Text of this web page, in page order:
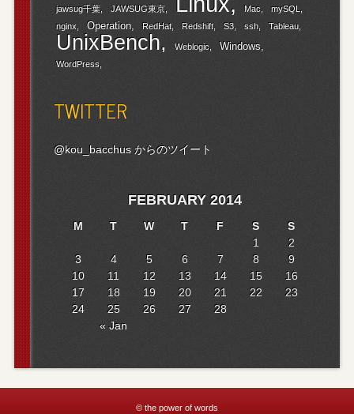
jawsug千葉 JAWSUG東京 Mac
mySQL
nginx
Operation RedHat Redshift S3 ssh Tableau
UnixBench Weblogic Windows
WordPress
TWITTER
@kou_bacchus からのツイート
FEBRUARY 2014
M T W T F S S
« Jan
1
2
3
4 5 6 7 8
9
10
11 12 13 14 15
16
17
18 19 20 21 22
23
24
25 26 27 28
© the power of words